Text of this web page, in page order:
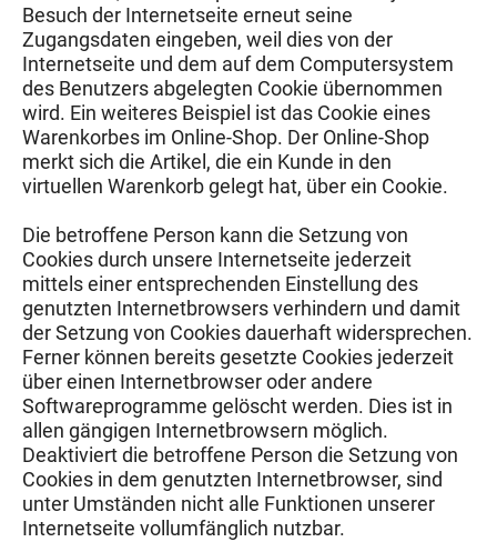
Besuch der Internetseite erneut seine
Zugangsdaten eingeben, weil dies von der
Internetseite und dem auf dem Computersystem
des Benutzers abgelegten Cookie übernommen
wird. Ein weiteres Beispiel ist das Cookie eines
Warenkorbes im Online-Shop. Der Online-Shop
merkt sich die Artikel, die ein Kunde in den
virtuellen Warenkorb gelegt hat, über ein Cookie.
Die betroffene Person kann die Setzung von
Cookies durch unsere Internetseite jederzeit
mittels einer entsprechenden Einstellung des
genutzten Internetbrowsers verhindern und damit
der Setzung von Cookies dauerhaft widersprechen.
Ferner können bereits gesetzte Cookies jederzeit
über einen Internetbrowser oder andere
Softwareprogramme gelöscht werden. Dies ist in
allen gängigen Internetbrowsern möglich.
Deaktiviert die betroffene Person die Setzung von
Cookies in dem genutzten Internetbrowser, sind
unter Umständen nicht alle Funktionen unserer
Internetseite vollumfänglich nutzbar.